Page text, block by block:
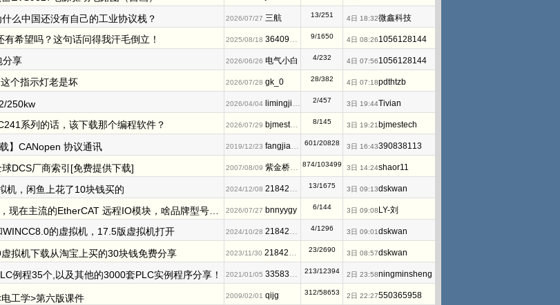
么中国还没有自己的工业协议栈？ 2026/07/27 三航 13/251 4日 18:32微鑫科技
有希望吗？这句话问得我汗毛倒立！ 2025/08/18 3640933127 9/1650 4日 08:261056128144
分享 2026/06/26 电气小白 4/232 4日 07:561056128144
这个指示灯老是坏 2026/07/28 gk_0 28/382 4日 07:18pdthtzb
250kw 2026/04/04 limingjidian 2/457 3日 19:44Tivian
系列的话，该下载那个编程软件？ 2026/07/29 bjmestech 8/145 3日 19:21 bjmestech
载】CANopen 协议通讯 2019/12/23 fangjianwen 601/20828 3日 16:43390838113
DCS厂商索引[免费提供下载] 2007/08/09 紫金桥软件 874/103499 3日 14:24shaor11
机，闲鱼上花了10块钱买的 2024/12/08 2184263820 13/1675 3日 09:13dskwan
主流的EtherCAT 远程IO模块，啥品牌型号的好用，B格高一些 2026/07/27 bnnyygy 6/144 3日 09:08 LY-刘
的虚拟机，17.5版虚拟机打开 2024/10/28 2184263820 4/1296 3日 09:01dskwan
拟机下载从淘宝上买的30块钱免费分享 2023/11/30 2184263820 23/2690 3日 08:57dskwan
例程35个,以及其他的3000套PLC实例程序分享！ 2021/01/05 3358319970 213/12394 2日 23:58ningminsheng
工学>第六版课件 2009/02/01 qijg 312/58653 2日 22:27550365958